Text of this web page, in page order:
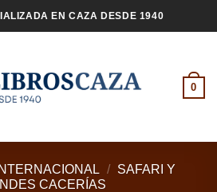
EN CAZA DESDE 1940
0
/
SAFARI Y
CACERÍAS